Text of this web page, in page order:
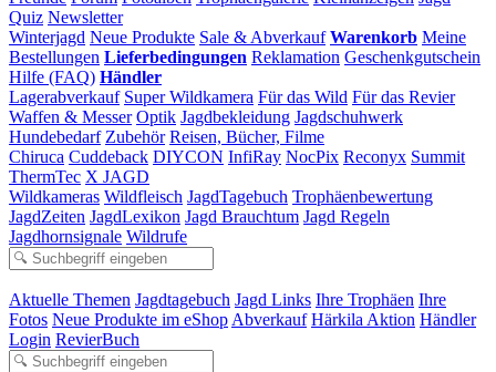
Quiz Newsletter
Winterjagd Neue Produkte Sale & Abverkauf Warenkorb Meine
Bestellungen Lieferbedingungen Reklamation Geschenkgutschein
Hilfe (FAQ) Händler
Lagerabverkauf Super Wildkamera Für das Wild Für das Revier
Waffen & Messer Optik Jagdbekleidung Jagdschuhwerk
Hundebedarf Zubehör Reisen, Bücher, Filme
Chiruca Cuddeback DIYCON InfiRay NocPix Reconyx Summit
ThermTec X JAGD
Wildkameras Wildfleisch JagdTagebuch Trophäenbewertung
JagdZeiten JagdLexikon Jagd Brauchtum Jagd Regeln
Jagdhornsignale Wildrufe
Aktuelle Themen Jagdtagebuch Jagd Links Ihre Trophäen Ihre
Fotos Neue Produkte im eShop Abverkauf Härkila Aktion Händler
Login RevierBuch